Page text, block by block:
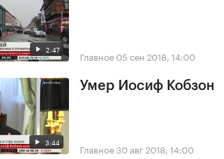
2:47 Главное 05 сен 2018, 14:00
3:44
Умер Иосиф Кобзон
Главное30 авг 2018, 14:00